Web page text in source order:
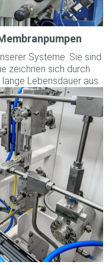
Systeme. Sie sind
zeichnen sich durch
Lebensdauer aus.